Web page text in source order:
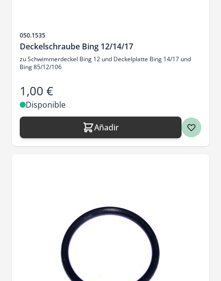
SKU
050.1535
Deckelschraube Bing 12/14/17
zu Schwimmerdeckel Bing 12 und Deckelplatte Bing 14/17 und
Bing 85/12/106
1,00 €
Disponible
Añadir